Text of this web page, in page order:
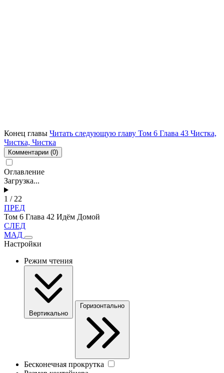
Конец главы Читать следующую главу Том 6 Глава 43 Чистка,
Чистка, Чистка
Комментарии (0)
Оглавление
Загрузка...
1 / 22
ПРЕД
Том 6 Глава 42 Идём Домой
СЛЕД
МАД
Настройки
Режим чтения
Вертикально
Горизонтально
Бесконечная прокрутка